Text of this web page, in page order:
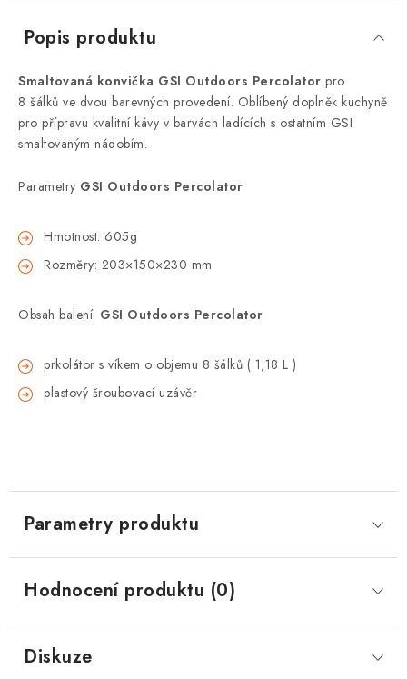
Popis produktu
Smaltovaná konvička GSI Outdoors Percolator pro
8 šálků ve dvou barevných provedení. Oblíbený doplněk kuchyně
pro přípravu kvalitní kávy v barvách ladících s ostatním GSI
smaltovaným nádobím.
Parametry GSI Outdoors Percolator
Hmotnost: 605g
Rozměry: 203×150×230 mm
Obsah balení: GSI Outdoors Percolator
prkolátor s víkem o objemu 8 šálků ( 1,18 L )
plastový šroubovací uzávěr
Parametry produktu
Hodnocení produktu (0)
Diskuze